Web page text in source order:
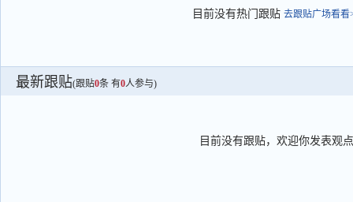
目前没有热门跟贴 去跟贴广场看看
最新跟贴(跟贴0条 有0人参与)
目前没有跟贴，欢迎你发表观点